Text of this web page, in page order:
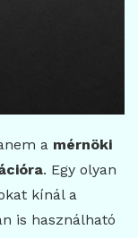
a mérnöki
. Egy olyan
kínál a
is használható